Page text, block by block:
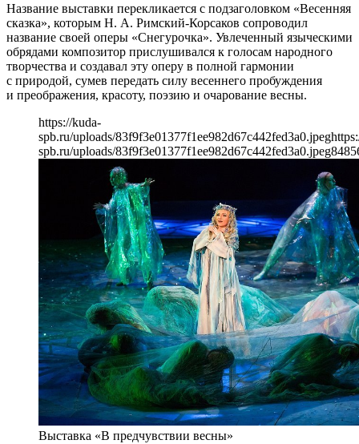
Название выставки перекликается с подзаголовком «Весенняя
сказка», которым Н. А. Римский-Корсаков сопроводил
название своей оперы «Снегурочка». Увлеченный языческими
обрядами композитор прислушивался к голосам народного
творчества и создавал эту оперу в полной гармонии
с природой, сумев передать силу весеннего пробуждения
и преображения, красоту, поэзию и очарование весны.
https://kuda-
spb.ru/uploads/83f9f3e01377f1ee982d67c442fed3a0.jpeg
spb.ru/uploads/83f9f3e01377f1ee982d67c442fed3a0.jpeg848
Выставка «В предчувствии весны»